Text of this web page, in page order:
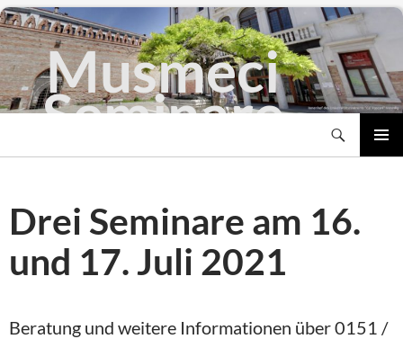
Musmeci
Seminare
Drei Seminare am 16.
und 17. Juli 2021
Beratung und weitere Informationen über 0151 /